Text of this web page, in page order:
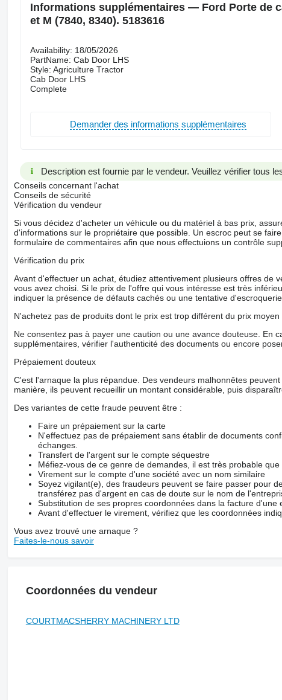
Informations supplémentaires — Ford Porte de
et M (7840, 8340). 5183616
Availability: 18/05/2026
PartName: Cab Door LHS
Style: Agriculture Tractor
Cab Door LHS
Complete
Demander des informations supplémentaires
Description est fournie par le vendeur. Veuillez vérifier tous
Conseils concernant l'achat
Conseils de sécurité
Vérification du vendeur
Si vous décidez d'acheter un véhicule ou du matériel à bas prix,
d'informations sur le propriétaire que possible. Un escroc peut se
formulaire de commentaires afin que nous effectuions un contrôle
Vérification du prix
Avant d'effectuer un achat, étudiez attentivement plusieurs offres de
vous avez choisi. Si le prix de l'offre qui vous intéresse est très
indiquer la présence de défauts cachés ou une tentative d'escroquerie.
N'achetez pas de produits dont le prix est trop différent du prix moyen
Ne consentez pas à payer une caution ou une avance douteuse. En
supplémentaires, vérifier l'authenticité des documents ou encore
Prépaiement douteux
C'est l'arnaque la plus répandue. Des vendeurs malhonnêtes
manière, ils peuvent recueillir un montant considérable, puis
Des variantes de cette fraude peuvent être :
Faire un prépaiement sur la carte
N'effectuez pas de prépaiement sans établir de documents
échanges.
Transfert de l'argent sur le compte séquestre
Méfiez-vous de ce genre de demandes, il est très probable
Virement sur le compte d'une société avec un nom similaire
Soyez vigilant(e), des fraudeurs peuvent se faire passer pour
transférez pas d'argent en cas de doute sur le nom de
Substitution de ses propres coordonnées dans la facture d'une
Avant d'effectuer le virement, vérifiez que les coordonnées
Vous avez trouvé une arnaque ?
Faites-le-nous savoir
Coordonnées du vendeur
COURTMACSHERRY MACHINERY LTD